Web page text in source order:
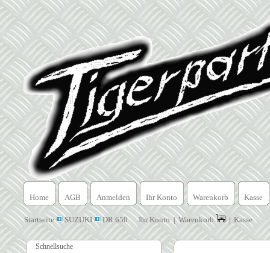
Home AGB Anmelden Ihr Konto Warenkorb Kasse
Startseite SUZUKI DR 650 Ihr Konto|Warenkorb Kasse
Schnellsuche